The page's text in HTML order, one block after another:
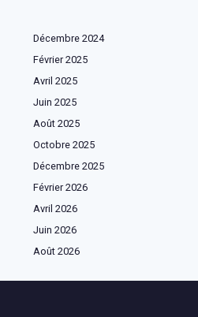
Décembre 2024
Février 2025
Avril 2025
Juin 2025
Août 2025
Octobre 2025
Décembre 2025
Février 2026
Avril 2026
Juin 2026
Août 2026